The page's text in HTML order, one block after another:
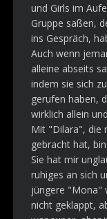
und Girls im
Gruppe saßen,
ins Gespräch,
Auch wenn
alleine abseits
indem sie sich
gerufen haben,
wirklich allein
Mit "Dilara", die
gebracht hat,
Sie hat mir
ruhiges an sich
jüngere "Mona"
nicht geklappt,